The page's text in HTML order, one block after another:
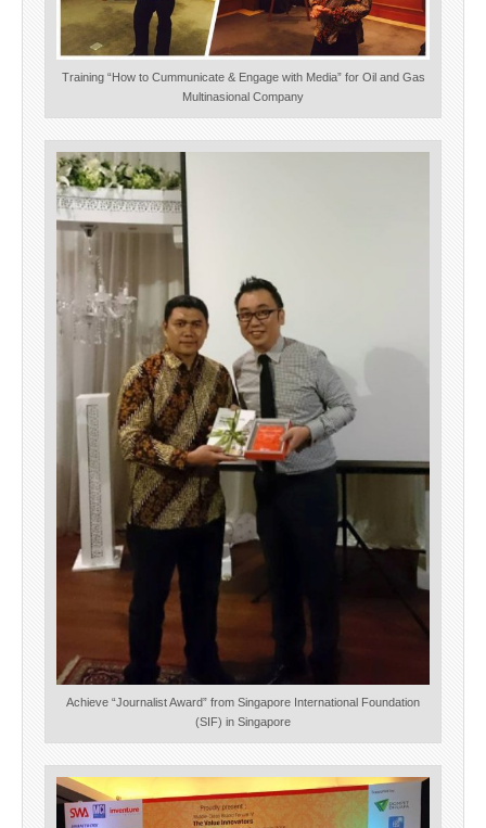
Training “How to Cummunicate & Engage with Media” for Oil and Gas
Multinasional Company
Achieve “Journalist Award” from Singapore International Foundation
(SIF) in Singapore